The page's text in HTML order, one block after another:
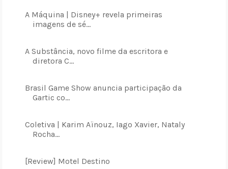
A Máquina | Disney+ revela primeiras
imagens de sé...
A Substância, novo filme da escritora e
diretora C...
Brasil Game Show anuncia participação da
Gartic co...
Coletiva | Karim Aïnouz, Iago Xavier, Nataly
Rocha...
[Review] Motel Destino